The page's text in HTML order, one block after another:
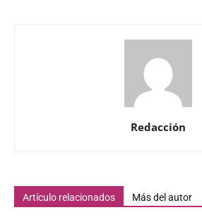
Redacción
Artículo relacionados Más del autor